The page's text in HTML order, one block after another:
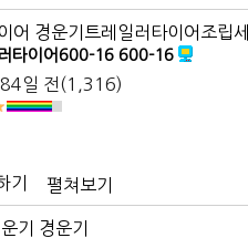
어 경운기트레일러타이어조
타이어600-16 600-16
일 전(1,316)
기 펼쳐보기
기 경운기